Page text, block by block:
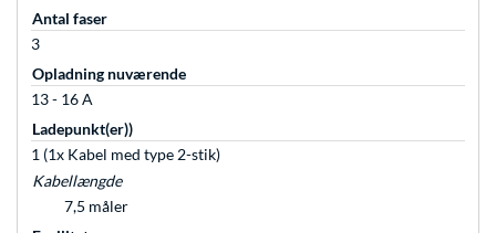
Antal faser
3
Opladning nuværende
13 - 16 A
Ladepunkt(er))
1 (1x Kabel med type 2-stik)
Kabellængde
7,5 måler